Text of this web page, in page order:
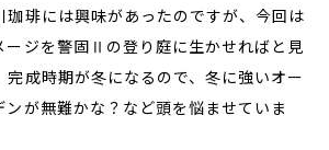
珈琲には興味があったのですが、今回は
ージを警固Ⅱの登り庭に生かせればと見
完成時期が冬になるので、冬に強いオー
ンが無難かな？など頭を悩ませていま